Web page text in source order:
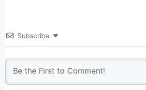
Subscribe